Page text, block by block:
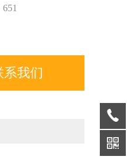
651
系我们